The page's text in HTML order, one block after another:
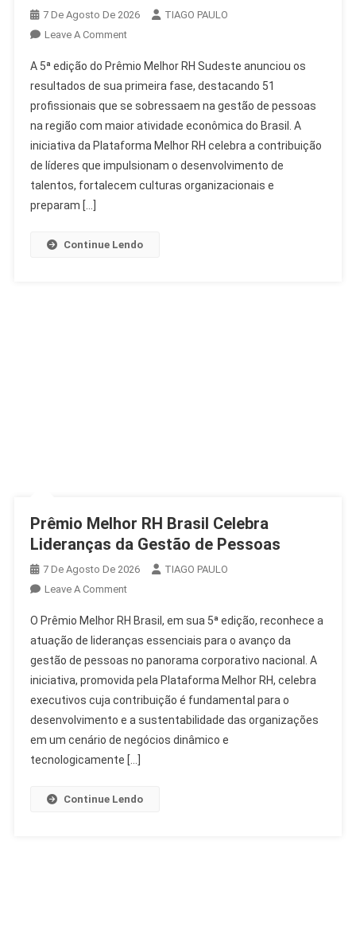
7 De Agosto De 2026
TIAGO PAULO
Leave A CommentOn
Edição
Do
Prêmio
Melhor
RH
Sudeste
Reconhece
A 5ª edição do Prêmio Melhor RH Sudeste anunciou os
resultados de sua primeira fase, destacando 51
profissionais que se sobressaem na gestão de pessoas
na região com maior atividade econômica do Brasil. A
iniciativa da Plataforma Melhor RH celebra a contribuição
de líderes que impulsionam o desenvolvimento de
talentos, fortalecem culturas organizacionais e
preparam […]
Continue Lendo
Prêmio Melhor RH Brasil Celebra
Lideranças da Gestão de Pessoas
7 De Agosto De 2026
TIAGO PAULO
Leave A CommentOn
Melhor
RH
Brasil
Celebra
Lideranças
Da
Gestão
De
O Prêmio Melhor RH Brasil, em sua 5ª edição, reconhece a
atuação de lideranças essenciais para o avanço da
gestão de pessoas no panorama corporativo nacional. A
iniciativa, promovida pela Plataforma Melhor RH, celebra
executivos cuja contribuição é fundamental para o
desenvolvimento e a sustentabilidade das organizações
em um cenário de negócios dinâmico e
tecnologicamente […]
Continue Lendo